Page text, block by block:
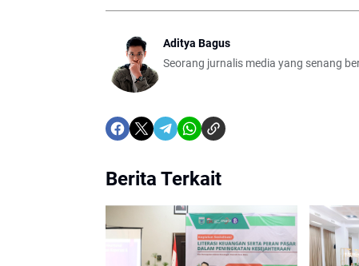
Aditya Bagus
Seorang jurnalis media yang senang
Berita Terkait